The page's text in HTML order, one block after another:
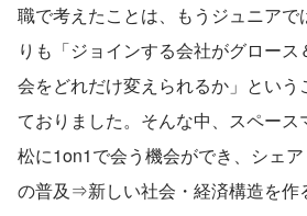
職で考えたことは、もうジュニアで
りも「ジョインする会社がグロー
会をどれだけ変えられるか」という
ておりました。そんな中、スペー
松に1on1で会う機会ができ、シェ
の普及⇒新しい社会・経済構造を作